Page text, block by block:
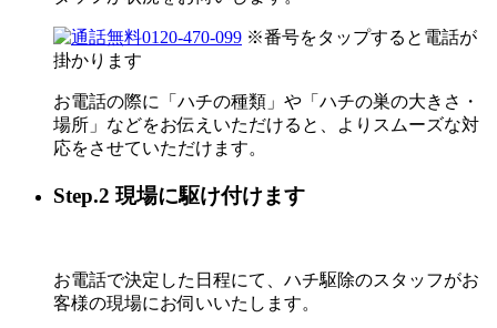
0120-470-099 ※番号をタップすると電話が
掛かります
お電話の際に「ハチの種類」や「ハチの巣の大きさ・
場所」などをお伝えいただけると、よりスムーズな対
応をさせていただけます。
Step.2 現場に駆け付けます
お電話で決定した日程にて、ハチ駆除のスタッフがお
客様の現場にお伺いいたします。